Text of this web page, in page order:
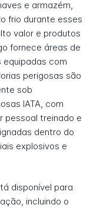
e armazém,
frio durante esses
valor e produtos
fornece áreas de
equipadas com
perigosas são
sob
IATA, com
pessoal treinado e
dentro do
explosivos e
disponível para
incluindo o